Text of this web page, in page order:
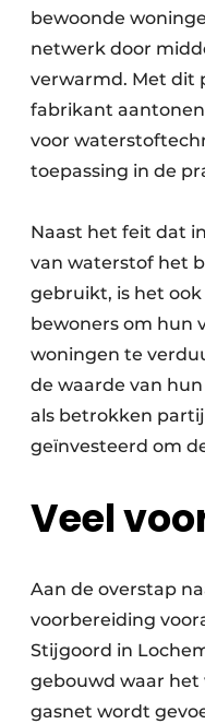
bewoonde
netwerk door
verwarmd. Met dit
fabrikant
voor
toepassing in de
Naast het feit dat
van waterstof het
gebruikt, is het
bewoners om hun
woningen te
de waarde van
als betrokken
geïnvesteerd om
Veel
Aan de overstap
voorbereiding
Stijgoord in
gebouwd waar
gasnet wordt